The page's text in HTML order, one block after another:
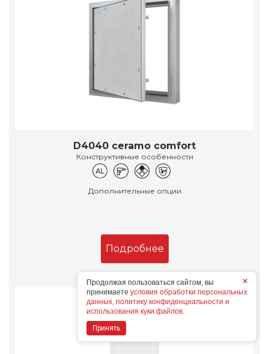
D4040 ceramo comfort
Конструктивные особенности
Дополнительные опции
Подробнее
×
Продолжая пользоваться сайтом, вы
принимаете условия обработки персональных
данных, политику конфиденциальности и
использования куки файлов.
Принять